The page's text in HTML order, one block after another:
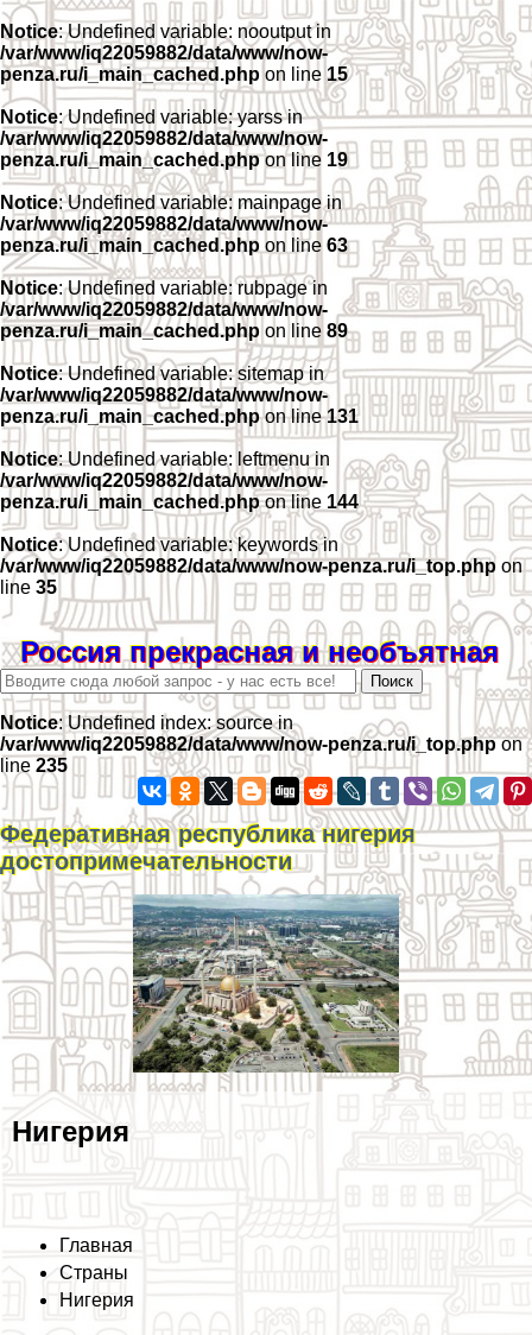
Notice: Undefined variable: nooutput in
/var/www/iq22059882/data/www/now-
penza.ru/i_main_cached.php on line 15
Notice: Undefined variable: yarss in
/var/www/iq22059882/data/www/now-
penza.ru/i_main_cached.phpon line 19
Notice: Undefined variable: mainpage in
/var/www/iq22059882/data/www/now-
penza.ru/i_main_cached.php on line 63
Notice: Undefined variable: rubpage in
/var/www/iq22059882/data/www/now-
penza.ru/i_main_cached.php on line 89
Notice: Undefined variable: sitemap in
/var/www/iq22059882/data/www/now-
penza.ru/i_main_cached.phpon line131
Notice: Undefined variable: leftmenu in
/var/www/iq22059882/data/www/now-
penza.ru/i_main_cached.phpon line 144
Notice: Undefined variable: keywords in
/var/www/iq22059882/data/www/now-penza.ru/i_top.php on
line 35
Россия прекрасная и необъятная
Notice: Undefined index: source in
/var/www/iq22059882/data/www/now-penza.ru/i_top.phpon
line 235
Федеративная республика нигерия
достопримечательности
Нигерия
Главная
Страны
Нигерия